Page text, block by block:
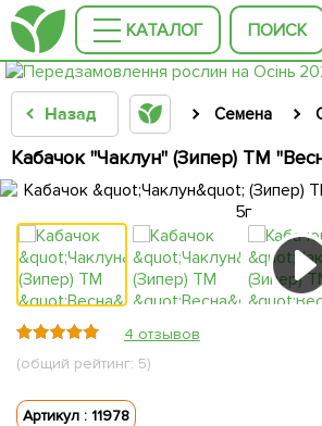
КАТАЛОГ ПОИСК
Назад Семена
Кабачок "Чаклун" (Зипер) ТМ
4 отзывов
(общий рейтинг: 5)
Артикул : 11978